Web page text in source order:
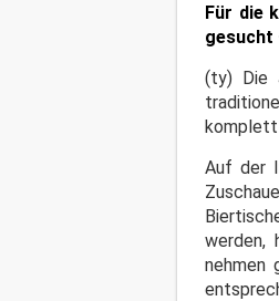
Für die
gesucht
(ty) Die
komplett
Auf der
werden,
nehmen